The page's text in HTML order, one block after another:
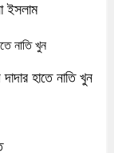
ইসলাম
হাতে নাতি খুন